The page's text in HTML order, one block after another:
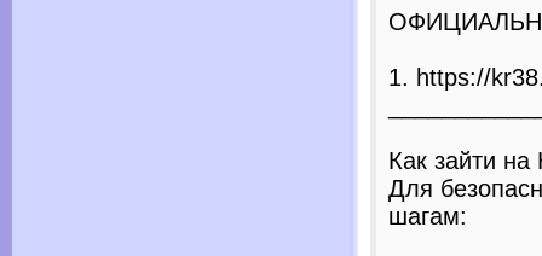
1. https://
Как зайти на
Для
шагам: